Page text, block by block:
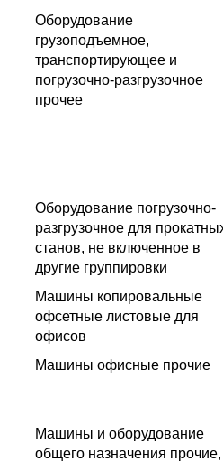
Оборудование
грузоподъемное,
транспортирующее и
погрузочно-разгрузочное
прочее
Оборудование погрузочно-
разгрузочное для
станов, не включенное в
другие группировки
Машины копировальные
офсетные листовые для
офисов
Машины офисные прочие
Машины и оборудование
общего назначения прочие,